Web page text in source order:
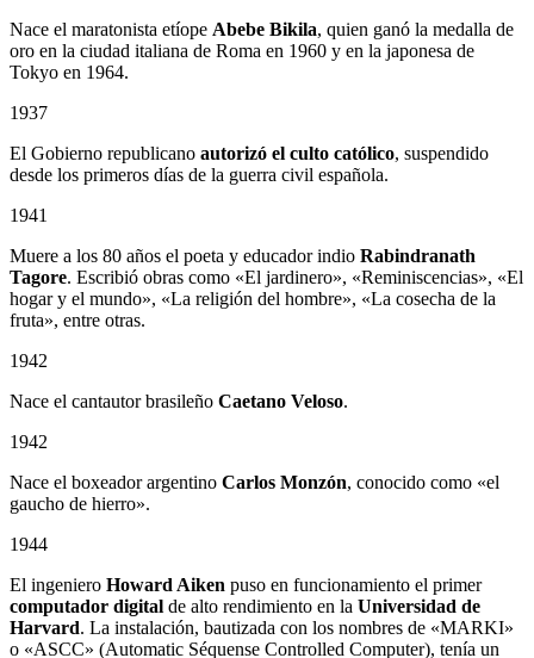
Nace el maratonista etíope Abebe Bikila, quien ganó la medalla de
oro en la ciudad italiana de Roma en 1960 y en la japonesa de
Tokyo en 1964.
1937
El Gobierno republicano autorizó el culto católico, suspendido
desde los primeros días de la guerra civil española.
1941
Muere a los 80 años el poeta y educador indio Rabindranath
Tagore. Escribió obras como «El jardinero», «Reminiscencias», «El
hogar y el mundo», «La religión del hombre», «La cosecha de la
fruta», entre otras.
1942
Nace el cantautor brasileño Caetano Veloso.
1942
Nace el boxeador argentino Carlos Monzón, conocido como «el
gaucho de hierro».
1944
El ingeniero Howard Aiken puso en funcionamiento el primer
computador digital de alto rendimiento en la Universidad de
Harvard. La instalación, bautizada con los nombres de «MARKI»
o «ASCC» (Automatic Séquense Controlled Computer), tenía un